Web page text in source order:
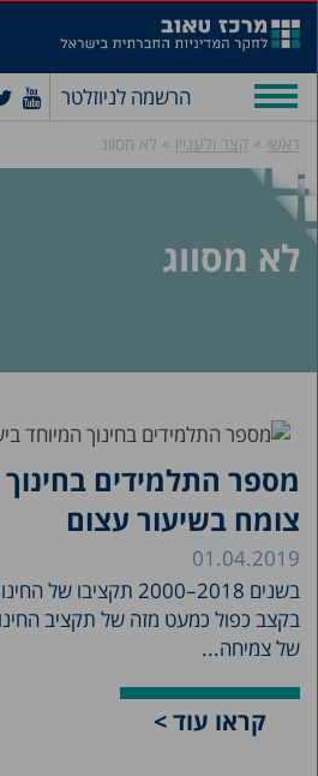
הרשמה לניוזלטר
ראשי » קצר ולעניין » לא מסווג
לא מסווג
מספר התלמידים
צומח בשיעור עצום
01.04.2019
בשנים 2018–2000
בקצב כפול כמעט מזה של תקציב
של צמיחה...
קראו עוד >